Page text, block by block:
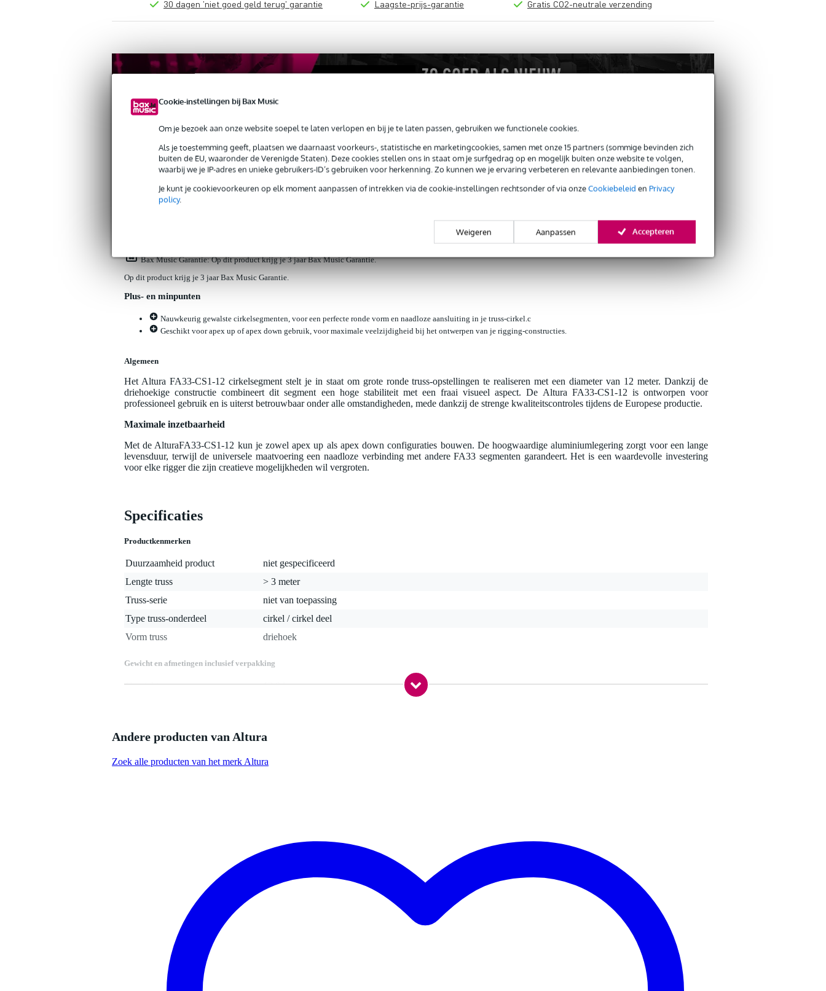
Cookie-instellingen bij Bax Music
Om je bezoek aan onze website soepel te laten verlopen en bij je te laten passen, gebruiken we functionele cookies.
Als je toestemming geeft, plaatsen we daarnaast voorkeurs-, statistische en marketingcookies, samen met onze 15 partners (sommige bevinden zich
buiten de EU, waaronder de Verenigde Staten). Deze cookies stellen ons in staat om je surfgedrag op en mogelijk buiten onze website te volgen,
waarbij we je IP-adres en unieke gebruikers-ID’s gebruiken voor herkenning. Zo kunnen we je ervaring verbeteren en relevante aanbiedingen tonen.
Je kunt je cookievoorkeuren op elk moment aanpassen of intrekken via de cookie-instellingen rechtsonder of via onzeCookiebeleid en Privacy
policy.
Weigeren Aanpassen Accepteren
30 dagen 'niet goed geld terug' garantie
Laagste-prijs-garantie
Gratis CO2-neutrale verzending
Productinformatie Downloads (2)
Altura FA33-CS1-12 cirkelsegment voor 12m cirkel, segment 1/12
Bax Music Garantie: Op dit product krijg je 3 jaar Bax Music Garantie.
Op dit product krijg je 3 jaar Bax Music Garantie.
Plus- en minpunten
Nauwkeurig gewalste cirkelsegmenten, voor een perfecte ronde vorm en naadloze aansluiting in je truss-cirkel.c
Geschikt voor apex up of apex down gebruik, voor maximale veelzijdigheid bij het ontwerpen van je rigging-constructies.
Algemeen
Het Altura FA33-CS1-12 cirkelsegment stelt je in staat om grote ronde truss-opstellingen te realiseren met een diameter van 12 meter. Dankzij de
driehoekige constructie combineert dit segment een hoge stabiliteit met een fraai visueel aspect. De Altura FA33-CS1-12 is ontworpen voor
professioneel gebruik en is uiterst betrouwbaar onder alle omstandigheden, mede dankzij de strenge kwaliteitscontroles tijdens de Europese productie.
Maximale inzetbaarheid
Met de AlturaFA33-CS1-12 kun je zowel apex up als apex down configuraties bouwen. De hoogwaardige aluminiumlegering zorgt voor een lange
levensduur, terwijl de universele maatvoering een naadloze verbinding met andere FA33 segmenten garandeert. Het is een waardevolle investering
voor elke rigger die zijn creatieve mogelijkheden wil vergroten.
Specificaties
Productkenmerken
Duurzaamheid product
niet gespecificeerd
Lengte truss
> 3 meter
Truss-serie
niet van toepassing
Type truss-onderdeel
cirkel / cirkel deel
Vorm truss
driehoek
Gewicht en afmetingen inclusief verpakking
Gewicht(incl. verpakking)
12,0 kg
gefabriceerd door een fabrikant met meer dan 20 jaar ervaring
Andere producten van Altura
Zoek alle producten van het merk Altura